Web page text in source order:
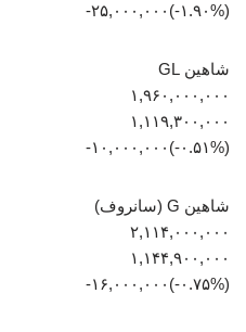
(‎-۱.۹۰%‏)‎-۲۵,۰۰۰,۰۰۰‏
شاهین GL
۱,۹۶۰,۰۰۰,۰۰۰
۱,۱۱۹,۳۰۰,۰۰۰
(‎-۰.۵۱%‏)‎-۱۰,۰۰۰,۰۰۰‏
شاهین G (سانروف)
۲,۱۱۴,۰۰۰,۰۰۰
۱,۱۴۴,۹۰۰,۰۰۰
(‎-۰.۷۵%‏)‎-۱۶,۰۰۰,۰۰۰‏